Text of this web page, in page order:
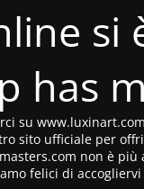
si
has
su
sito ufficiale per
non è più
felici di